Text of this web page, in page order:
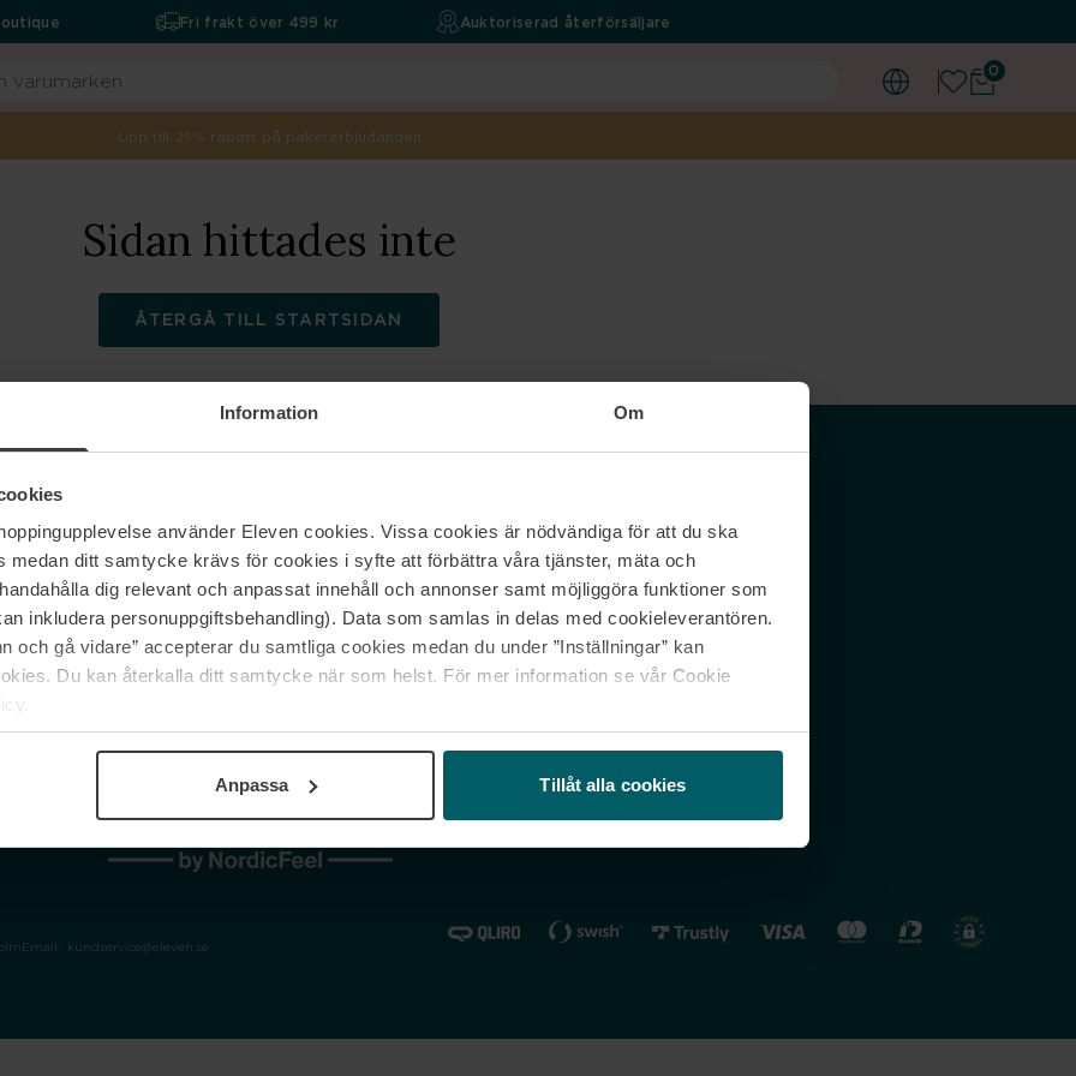
Information Om
använder Eleven cookies. Vissa cookies är nödvändiga för att du ska
medan ditt samtycke krävs för cookies i syfte att förbättra våra tjänster, mäta och
dig relevant och anpassat innehåll och annonser samt möjliggöra funktioner som
inkludera personuppgiftsbehandling). Data som samlas in delas med cookieleverantören.
och gå vidare” accepterar du samtliga cookies medan du under ”Inställningar” kan
Du kan återkalla ditt samtycke när som helst. För mer information se vår Cookie
Anpassa Tillåt alla cookies
0
Fri frakt över 499 kr Auktoriserad återförsäljare
Upp till 25% rabatt på paketerbjudanden
Sidan hittades inte
ÅTERGÅ TILL STARTSIDAN
Om oss
Jobba hos oss
Våra varumärken
Kontakta oss
Vanliga frågor & svar
Spåra min beställning
reklamationer
Nordicfeel SE
Nordicfeel FI
Nordicfeel NO
Email: kundservice@eleven.se